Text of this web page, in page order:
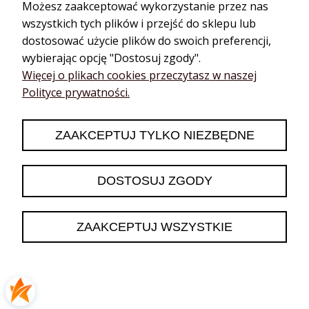
Olejki
energetyzujące
Olejki cytrusowe
Bergamotka
Cytryna
Grejpfrut
Mandarynka
Pomarańcza
Olejki ziołowe /
korzenne
Bazylia
Cynamon
Estragon
Golteria
Goździk
Blendy do dyfuzora
Roll on & perfumy
Serum do ciała
Aroma zestawy
Na start
Dla mężczyzny
Świąteczne
Zestawy young living
Oleje kosmetyczne
Olejki cbd
Możesz zaakceptować wykorzystanie przez nas
wszystkich tych plików i przejść do sklepu lub
dostosować użycie plików do swoich preferencji,
wybierając opcję "Dostosuj zgody".
Więcej o plikach cookies przeczytasz w naszej
Polityce prywatności.
ZAAKCEPTUJ TYLKO NIEZBĘDNE
DOSTOSUJ ZGODY
ZAAKCEPTUJ WSZYSTKIE